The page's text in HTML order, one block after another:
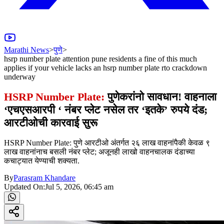
Marathi News>पुणे>
hsrp number plate attention pune residents a fine of this much
applies if your vehicle lacks an hsrp number plate rto crackdown
underway
HSRP Number Plate: पुणेकरांनो सावधान! वाहनाला
‘एचएसआरपी ‘ नंबर प्लेट नसेल तर ‘इतके’ रुपये दंड;
आरटीओची कारवाई सुरू
HSRP Number Plate: पुणे आरटीओ अंतर्गत २६ लाख वाहनांपैकी केवळ ९
लाख वाहनांनाच बसली नंबर प्लेट; अजूनही लाखो वाहनचालक दंडाच्या
कचाट्यात येण्याची शक्यता.
ByParasram Khandare
Updated On:Jul 5, 2026, 06:45 am